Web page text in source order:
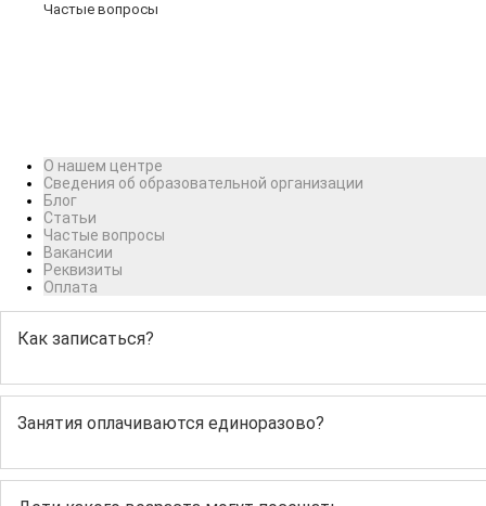
Частые вопросы
О нашем центре
Сведения об образовательной организации
Блог
Статьи
Частые вопросы
Вакансии
Реквизиты
Оплата
Как записаться?
Занятия оплачиваются единоразово?